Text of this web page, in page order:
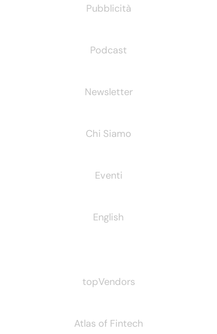
Pubblicità
Podcast
Newsletter
Chi Siamo
Eventi
English
topVendors
Atlas of Fintech